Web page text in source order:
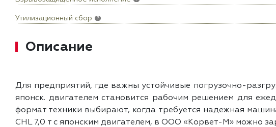
Утилизационный сбор ?
Описание
Для предприятий, где важны устойчивые погрузочно-
японск. двигателем становится рабочим решением для
формат техники выбирают, когда требуется надежная
CHL 7,0 т с японским двигателем, в ООО «Корвет-М» можно